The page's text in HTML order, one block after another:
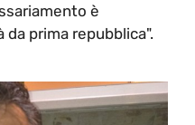
è
prima repubblica".